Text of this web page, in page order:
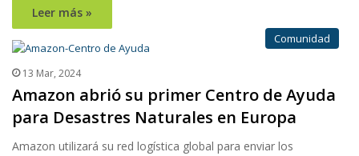
Leer más »
Comunidad
13 Mar, 2024
Amazon abrió su primer Centro de Ayuda
para Desastres Naturales en Europa
Amazon utilizará su red logística global para enviar los